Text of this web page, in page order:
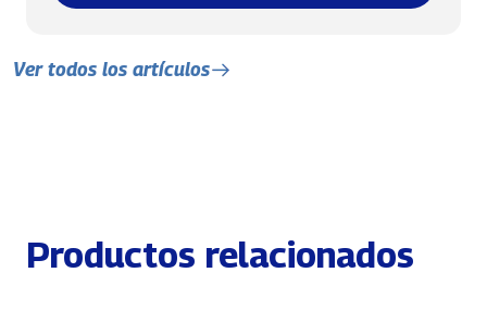
Ver todos los artículos
Productos relacionados